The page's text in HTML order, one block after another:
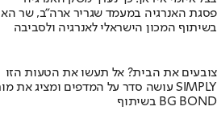
פסגת האנרגיה במעמד שגריר ארה"ב, שר
בשיתוף המכון הישראלי לאנרגיה ולסביבה
צובעים את הבית? אל תעשו את הטעות הזו
מומחה BG BOND עושה סדר על המדפים ומציג את מותג הצבע SIMPLY
בשיתוף BG BOND